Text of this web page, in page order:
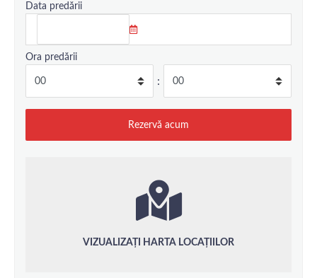
Data predării
Ora predării
:
VIZUALIZAȚI HARTA LOCAȚIILOR